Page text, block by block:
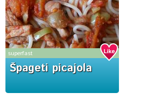
superfast
Špageti picajola